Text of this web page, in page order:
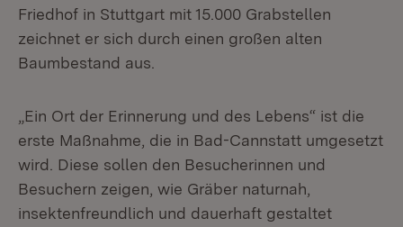
Friedhof in Stuttgart mit 15.000 Grabstellen
zeichnet er sich durch einen großen alten
Baumbestand aus.
„Ein Ort der Erinnerung und des Lebens“ ist die
erste Maßnahme, die in Bad-Cannstatt umgesetzt
wird. Diese sollen den Besucherinnen und
Besuchern zeigen, wie Gräber naturnah,
insektenfreundlich und dauerhaft gestaltet